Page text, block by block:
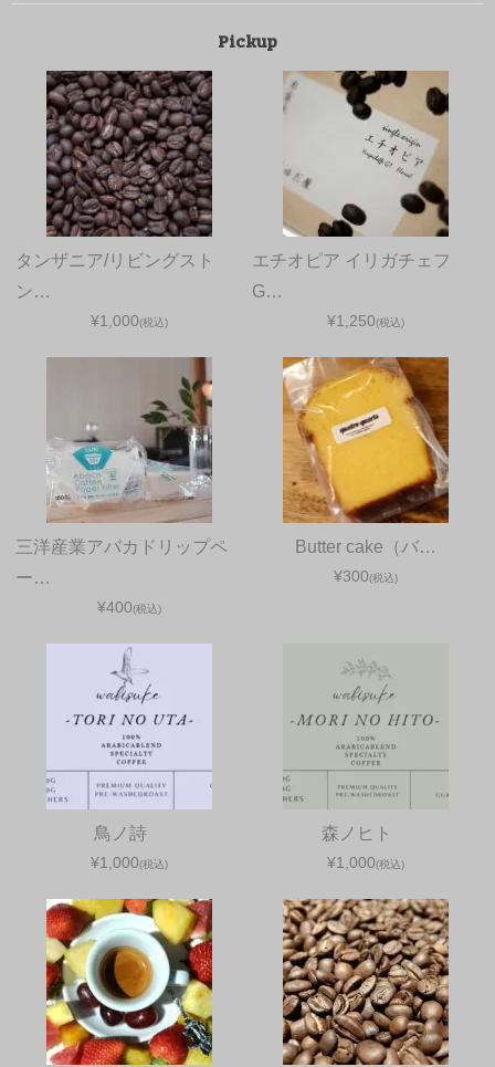
Pickup
タンザニア/リビングスト
ン…
¥1,000(税込)
エチオピア イリガチェフ
G…
¥1,250(税込)
三洋産業アバカドリップペ
ー…
¥400(税込)
Butter cake（バ…
¥300(税込)
鳥ノ詩
¥1,000(税込)
森ノヒト
¥1,000(税込)